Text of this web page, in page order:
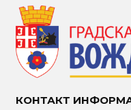
КОНТАКТ